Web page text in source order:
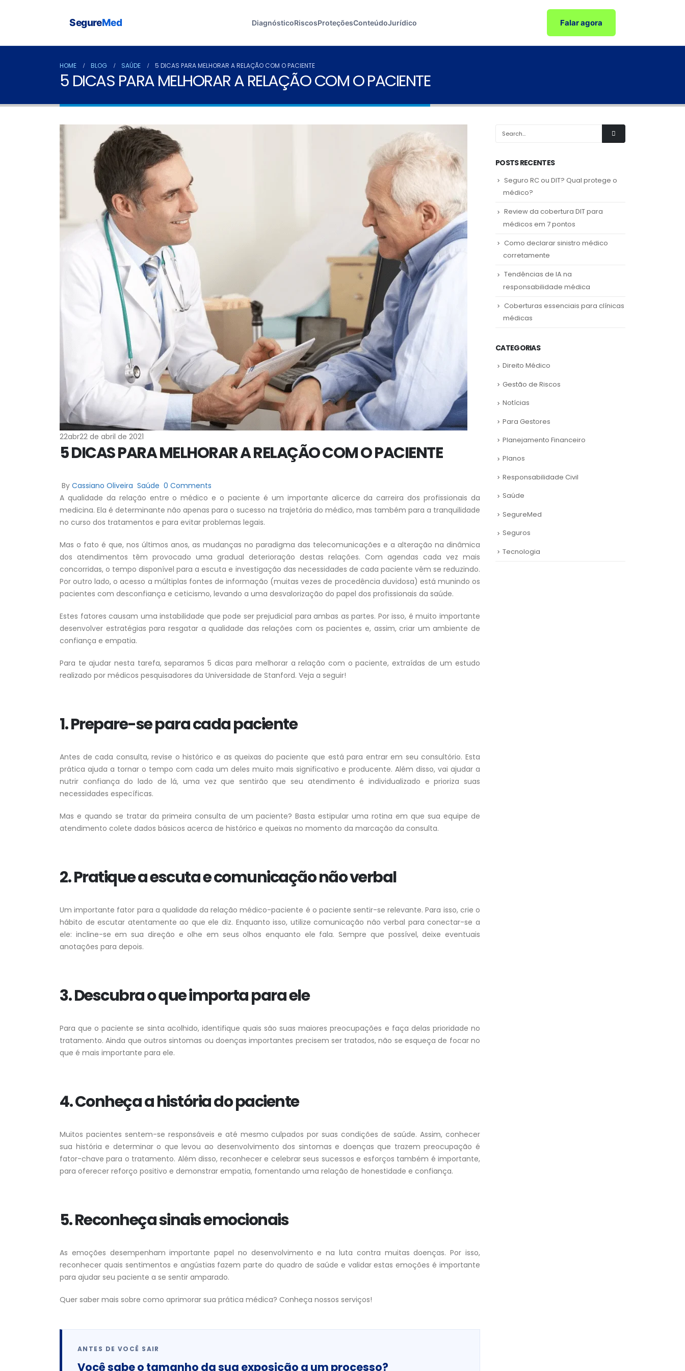
SegureMed DiagnósticoRiscosProteçõesConteúdoJurídico Falar agora
HOME BLOG SAÚDE 5 DICAS PARA MELHORAR A RELAÇÃO COM O PACIENTE
5 DICAS PARA MELHORAR A RELAÇÃO COM O PACIENTE
22abr22 de abril de 2021
5 DICAS PARA MELHORAR A RELAÇÃO COM O PACIENTE
By Cassiano Oliveira Saúde 0 Comments
A qualidade da relação entre o médico e o paciente é um importante alicerce da carreira dos profissionais da
medicina. Ela é determinante não apenas para o sucesso na trajetória do médico, mas também para a tranquilidade
no curso dos tratamentos e para evitar problemas legais.
Mas o fato é que, nos últimos anos, as mudanças no paradigma das telecomunicações e a alteração na dinâmica
dos atendimentos têm provocado uma gradual deterioração destas relações. Com agendas cada vez mais
concorridas, o tempo disponível para a escuta e investigação das necessidades de cada paciente vêm se reduzindo.
Por outro lado, o acesso a múltiplas fontes de informação (muitas vezes de procedência duvidosa) está munindo os
pacientes com desconfiança e ceticismo, levando a uma desvalorização do papel dos profissionais da saúde.
Estes fatores causam uma instabilidade que pode ser prejudicial para ambas as partes. Por isso, é muito importante
desenvolver estratégias para resgatar a qualidade das relações com os pacientes e, assim, criar um ambiente de
confiança e empatia.
Para te ajudar nesta tarefa, separamos 5 dicas para melhorar a relação com o paciente, extraídas de um estudo
realizado por médicos pesquisadores da Universidade de Stanford. Veja a seguir!
1. Prepare-se para cada paciente
Antes de cada consulta, revise o histórico e as queixas do paciente que está para entrar em seu consultório. Esta
prática ajuda a tornar o tempo com cada um deles muito mais significativo e producente. Além disso, vai ajudar a
nutrir confiança do lado de lá, uma vez que sentirão que seu atendimento é individualizado e prioriza suas
necessidades específicas.
Mas e quando se tratar da primeira consulta de um paciente? Basta estipular uma rotina em que sua equipe de
atendimento colete dados básicos acerca de histórico e queixas no momento da marcação da consulta.
2. Pratique a escuta e comunicação não verbal
Um importante fator para a qualidade da relação médico-paciente é o paciente sentir-se relevante. Para isso, crie o
hábito de escutar atentamente ao que ele diz. Enquanto isso, utilize comunicação não verbal para conectar-se a
ele: incline-se em sua direção e olhe em seus olhos enquanto ele fala. Sempre que possível, deixe eventuais
anotações para depois.
3. Descubra o que importa para ele
Para que o paciente se sinta acolhido, identifique quais são suas maiores preocupações e faça delas prioridade no
tratamento. Ainda que outros sintomas ou doenças importantes precisem ser tratados, não se esqueça de focar no
que é mais importante para ele.
4. Conheça a história do paciente
Muitos pacientes sentem-se responsáveis e até mesmo culpados por suas condições de saúde. Assim, conhecer
sua história e determinar o que levou ao desenvolvimento dos sintomas e doenças que trazem preocupação é
fator-chave para o tratamento. Além disso, reconhecer e celebrar seus sucessos e esforços também é importante,
para oferecer reforço positivo e demonstrar empatia, fomentando uma relação de honestidade e confiança.
5. Reconheça sinais emocionais
As emoções desempenham importante papel no desenvolvimento e na luta contra muitas doenças. Por isso,
reconhecer quais sentimentos e angústias fazem parte do quadro de saúde e validar estas emoções é importante
para ajudar seu paciente a se sentir amparado.
Quer saber mais sobre como aprimorar sua prática médica? Conheça nossos serviços!
ANTES DE VOCÊ SAIR
Você sabe o tamanho da sua exposição a um processo?
POSTS RECENTES
Seguro RC ou DIT? Qual protege o
médico?
Review da cobertura DIT para
médicos em 7 pontos
Como declarar sinistro médico
corretamente
Tendências de IA na
responsabilidade médica
Coberturas essenciais para clínicas
médicas
CATEGORIAS
Direito Médico
Gestão de Riscos
Notícias
Para Gestores
Planejamento Financeiro
Planos
Responsabilidade Civil
Saúde
SegureMed
Seguros
Tecnologia